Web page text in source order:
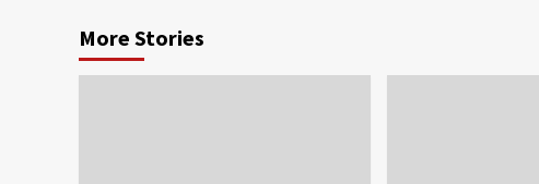
More Stories